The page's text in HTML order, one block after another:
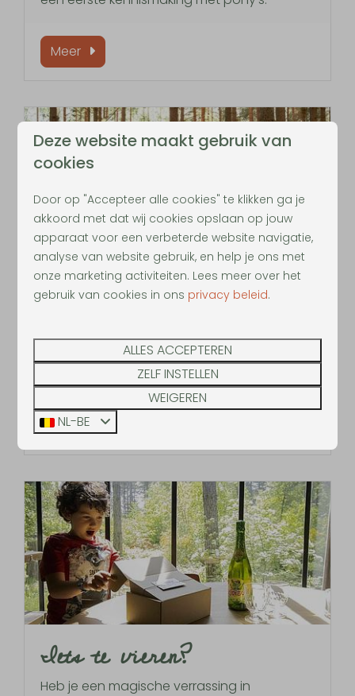
Meer
Wandelen
vogels, konikpaarden en zoveel meer. Kom
wandelen in Nationaal Park Hoge Kempen.
Meer
Iets te vieren?
Heb je een magische verrassing in
Deze website maakt gebruik van
cookies
Door op "Accepteer alle cookies" te klikken ga je
akkoord met dat wij cookies opslaan op jouw
apparaat voor een verbeterde website navigatie,
analyse van website gebruik, en help je ons met
onze marketing activiteiten. Lees meer over het
gebruik van cookies in ons privacy beleid.
ALLES ACCEPTEREN
ZELF INSTELLEN
WEIGEREN
NL-BE